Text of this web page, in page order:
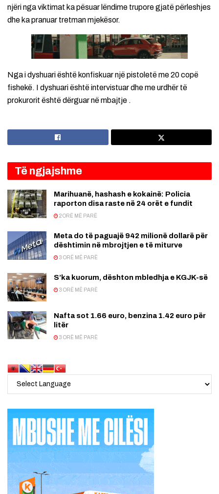
njëri nga viktimat ka pësuar lëndime trupore gjatë përleshjes
dhe ka pranuar tretman mjekësor.
Nga i dyshuari është konfiskuar një pistoletë me 20 copë
fishekë. I dyshuari është intervistuar dhe me urdhër të
prokurorit është dërguar në mbajtje .
Të ngjajshme
Marihuanë, hashash e kokainë: Policia
raporton disa raste në 24 orët e fundit
2 ORË MË PARË
Meta do të paguajë 942 milionë dollarë për
dështimin në mbrojtjen e të miturve
3 ORË MË PARË
S’ka kuorum, dështon mbledhja e KGJK-së
3 ORË MË PARË
Nafta sot 1.66 euro, benzina 1.42 euro për
litër
3 ORË MË PARË